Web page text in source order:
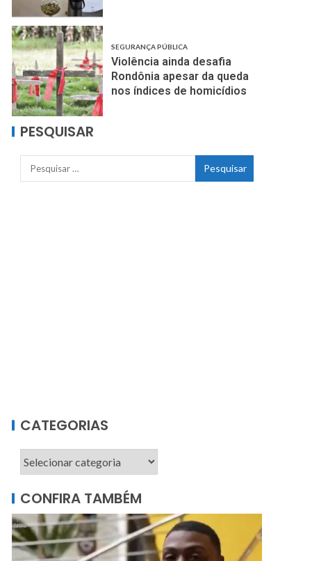
SEGURANÇA PÚBLICA
Violência ainda desafia
Rondônia apesar da queda
nos índices de homicídios
PESQUISAR
CATEGORIAS
CONFIRA TAMBÉM